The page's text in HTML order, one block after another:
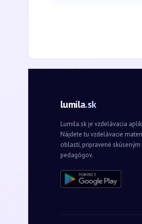
lumila.sk
Lumila.sk je vzdelávacia
Nájdete tu vzdelávacie
oblastí, pripravené
pedagógov.